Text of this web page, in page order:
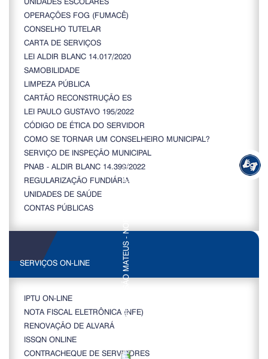
OPERAÇÕES FOG (FUMACÊ)
CONSELHO TUTELAR
CARTA DE SERVIÇOS
LEI ALDIR BLANC 14.017/2020
SAMOBILIDADE
LIMPEZA PÚBLICA
CARTÃO RECONSTRUÇÃO ES
LEI PAULO GUSTAVO 195/2022
CÓDIGO DE ÉTICA DO SERVIDOR
COMO SE TORNAR UM CONSELHEIRO MUNICIPAL?
SERVIÇO DE INSPEÇÃO MUNICIPAL
PNAB - ALDIR BLANC 14.399/2022
REGULARIZAÇÃO FUNDIÁRIA
UNIDADES DE SAÚDE
CONTAS PÚBLICAS
SERVIÇOS ON-LINE
IPTU ON-LINE
NOTA FISCAL ELETRÔNICA (NFE)
RENOVAÇÃO DE ALVARÁ
ISSQN ONLINE
CONTRACHEQUE DE SERVIDORES